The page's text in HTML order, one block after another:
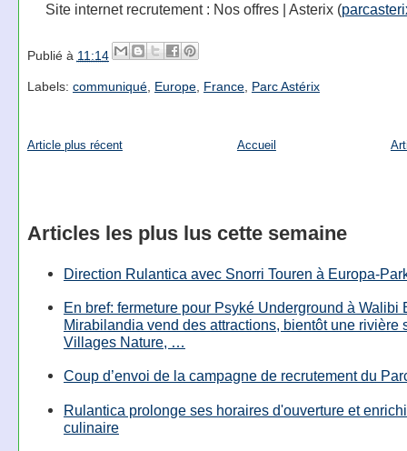
Site internet recrutement : Nos offres | Asterix (
Publié à 11:14
Labels: communiqué, Europe, France, Parc Astérix
Article plus récent Accueil
Articles les plus lus cette semaine
Direction Rulantica avec Snorri Touren à Europa-
En bref: fermeture pour Psyké Underground à Walibi
Mirabilandia vend des attractions, bientôt une rivière
Villages Nature, …
Coup d’envoi de la campagne de recrutement du
Rulantica prolonge ses horaires d'ouverture et
culinaire